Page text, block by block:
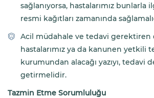
sağlanıyorsa, hastalarımız bunlarla
resmi kağıtları zamanında
Acil müdahale ve tedavi gerektiren
hastalarımız ya da kanunen yetkili
kurumundan alacağı yazıyı, tedavi
getirmelidir.
Tazmin Etme Sorumluluğu